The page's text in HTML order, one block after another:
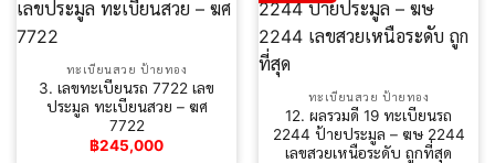
ทะเบียนสวย ป้ายทอง
3. เลขทะเบียนรถ 7722 เลข
ประมูล ทะเบียนสวย – ฆศ
7722
฿245,000
ทะเบียนสวย ป้ายทอง
12. ผลรวมดี 19 ทะเบียนรถ
2244 ป้ายประมูล – ฆษ 2244​
เลขสวยเหนือระดับ​ ถูกที่สุด